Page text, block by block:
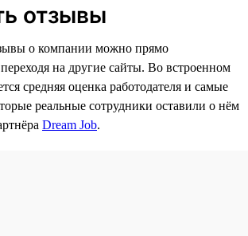
отзывы
о компании можно прямо
на другие сайты. Во встроенном
средняя оценка работодателя и самые
реальные сотрудники оставили о нём
Dream Job.